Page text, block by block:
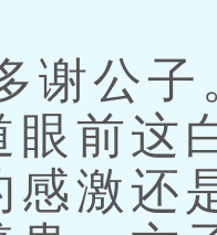
公子
眼前这
感激还